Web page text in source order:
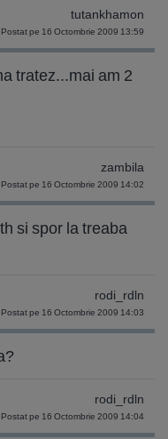
tutankhamon
Postat pe 16 Octombrie 2009 13:59
tratez...mai am 2
zambila
Postat pe 16 Octombrie 2009 14:02
si spor la treaba
rodi_rdln
Postat pe 16 Octombrie 2009 14:03
rodi_rdln
Postat pe 16 Octombrie 2009 14:04